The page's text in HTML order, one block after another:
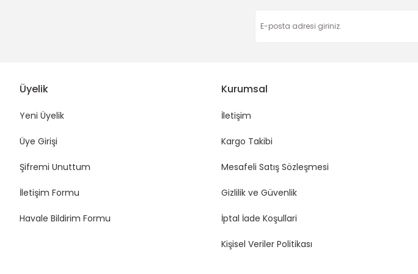
Üyelik
Yeni Üyelik
Üye Girişi
Şifremi Unuttum
İletişim Formu
Havale Bildirim Formu
Kurumsal
İletişim
Kargo Takibi
Mesafeli Satış Sözleşmesi
Gizlilik ve Güvenlik
İptal İade Koşullari
Kişisel Veriler Politikası